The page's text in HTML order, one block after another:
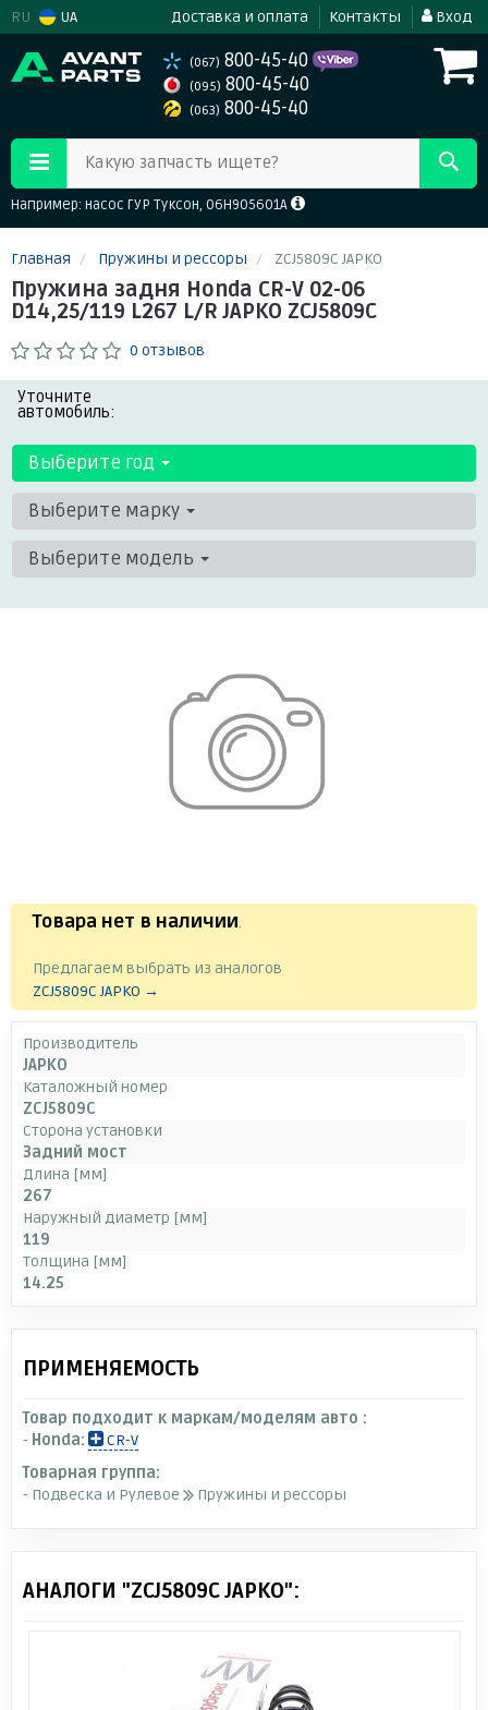
RU UA Доставка и оплата Контакты Вход
(067) 800-45-40
(095) 800-45-40
(063) 800-45-40
Какую запчасть ищете?
Например: насос ГУР Туксон, 06H905601A
Главная Пружины и рессоры ZCJ5809C JAPKO
Пружина задня Honda CR-V 02-06
D14,25/119 L267 L/R JAPKO ZCJ5809C
0 отзывов
Уточните
автомобиль:
Выберите год
Выберите марку
Выберите модель
Товара нет в наличии.
Предлагаем выбрать из аналогов
ZCJ5809C JAPKO →
Производитель
JAPKO
Каталожный номер
ZCJ5809C
Сторона установки
Задний мост
Длина [мм]
267
Наружный диаметр [мм]
119
Толщина [мм]
14.25
ПРИМЕНЯЕМОСТЬ
Товар подходит к маркам/моделям авто :
- Honda:
CR-V
Товарная группа:
- Подвеска и Рулевое
Пружины и рессоры
АНАЛОГИ "ZCJ5809C JAPKO":